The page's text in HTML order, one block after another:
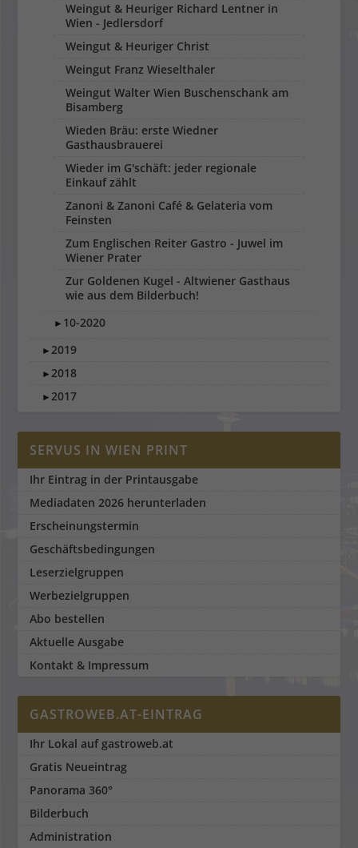
Weingut & Heuriger Richard Lentner in
Wien - Jedlersdorf
Weingut & Heuriger Christ
Weingut Franz Wieselthaler
Weingut Walter Wien Buschenschank am
Bisamberg
Wieden Bräu: erste Wiedner
Gasthausbrauerei
Wieder im G'schäft: jeder regionale
Einkauf zählt
Zanoni & Zanoni Café & Gelateria vom
Feinsten
Zum Englischen Reiter Gastro - Juwel im
Wiener Prater
Zur Goldenen Kugel - Altwiener Gasthaus
wie aus dem Bilderbuch!
► 10-2020
►2019
►2018
►2017
SERVUS IN WIEN PRINT
Ihr Eintrag in der Printausgabe
Mediadaten 2026 herunterladen
Erscheinungstermin
Geschäftsbedingungen
Leserzielgruppen
Werbezielgruppen
Abo bestellen
Aktuelle Ausgabe
Kontakt & Impressum
GASTROWEB.AT-EINTRAG
Ihr Lokal auf gastroweb.at
Gratis Neueintrag
Panorama 360°
Bilderbuch
Administration